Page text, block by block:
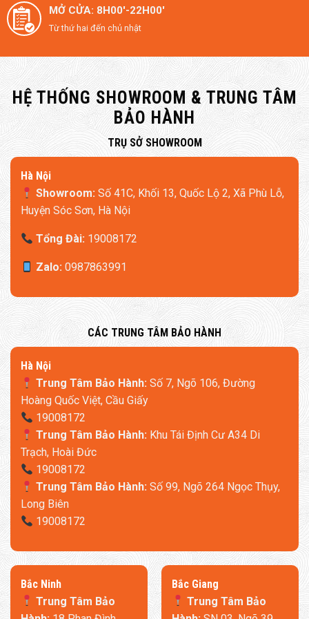
Đệm Ngồi 4 Lớp & Tựa Lưng Hạt Cao Su
– 4 lớp mút cao su tổng hợp
**, tăng cường độ dày ở khu vực
trọng tâm, chống lún hiệu quả.
–
, ôm
sát đường cong cơ thể, nâng đỡ lưng và cổ tối ưu.
MỞ CỬA: 8H00'-22H00'
Từ thứ hai đến chủ nhật
HỆ THỐNG SHOWROOM & TRUNG TÂM
BẢO HÀNH
​TRỤ SỞ SHOWROOM
Hà Nội
Showroom:Số 41C, Khối 13, Quốc Lộ 2, Xã Phù Lỗ,
Huyện Sóc Sơn, Hà Nội
Tổng Đài:19008172
Zalo:0987863991
​CÁC TRUNG TÂM BẢO HÀNH
​Hà Nội
Trung Tâm Bảo Hành:Số 7, Ngõ 106, Đường
Hoàng Quốc Việt, Cầu Giấy
19008172
Trung Tâm Bảo Hành:Khu Tái Định Cư A34 Di
Trạch, Hoài Đức
19008172
Trung Tâm Bảo Hành:Số 99, Ngõ 264 Ngọc Thụy,
Long Biên
19008172
​Bắc Ninh
Trung Tâm Bảo
​Bắc Giang
Trung Tâm Bảo